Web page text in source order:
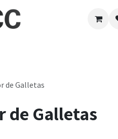
de Galletas
de Galletas